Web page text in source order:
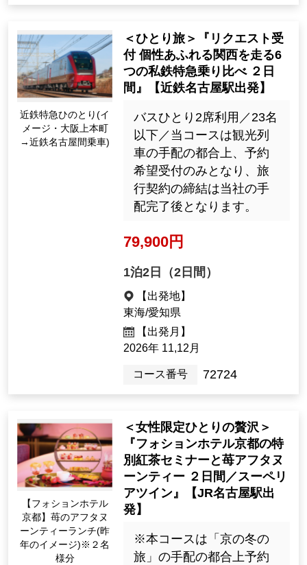
近鉄特急ひのとり(イ
メージ・大阪上本町
→近鉄名古屋間乗車)
＜ひとり旅＞『リクエスト受
付 個性あふれる関西を走る6
つの私鉄特急乗り比べ ２日
間』【近鉄名古屋駅出発】
バスひとり2席利用／23名
以下／当コースは観光列
車の手配の都合上、予約
希望受付のみとなり、旅
行契約の締結は当社の手
配完了後となります。
79,900円
1泊2日（2日間）
【出発地】
東海/愛知県
【出発月】
2026年 11,12月
コース番号 72724
【フォションホテル
京都】苺のアフタヌ
ーンティーランチ(昨
年のイメージ)※２名
様分
＜女性限定ひとりの贅沢＞
『フォションホテル京都の特
別紅茶セミナーと苺アフタヌ
ーンティー ２日間／スーペリ
アツイン』【JR名古屋駅出
発】
※本コースは「京の冬の
旅」の手配の都合上予約